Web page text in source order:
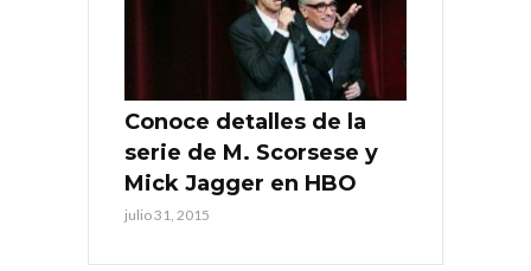
Conoce detalles de la
serie de M. Scorsese y
Mick Jagger en HBO
julio 31, 2015